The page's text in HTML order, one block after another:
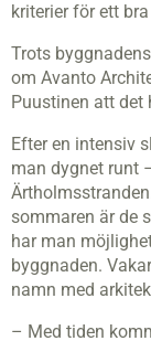
kriterier för ett
Trots
om Avanto
Puustinen att
Efter en intensiv
man dygnet runt
sommaren är de
har man
byggnaden.
namn med
– Med tiden